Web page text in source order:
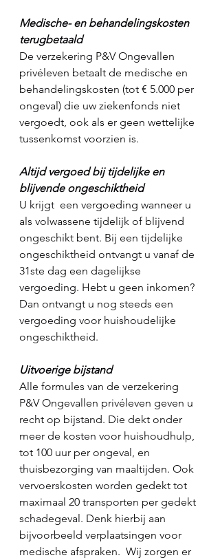
Medische- en behandelingskosten
terugbetaald
De verzekering P&V Ongevallen
privéleven betaalt de medische en
behandelingskosten (tot € 5.000 per
ongeval) die uw ziekenfonds niet
vergoedt, ook als er geen wettelijke
tussenkomst voorzien is.
Altijd vergoed bij tijdelijke en
blijvende ongeschiktheid
U krijgt  een vergoeding wanneer u
als volwassene tijdelijk of blijvend
ongeschikt bent. Bij een tijdelijke
ongeschiktheid ontvangt u vanaf de
31ste dag een dagelijkse
vergoeding. Hebt u geen inkomen?
Dan ontvangt u nog steeds een
vergoeding voor huishoudelijke
ongeschiktheid.
Uitvoerige bijstand
Alle formules van de verzekering
P&V Ongevallen privéleven geven u
recht op bijstand. Die dekt onder
meer de kosten voor huishoudhulp,
tot 100 uur per ongeval, en
thuisbezorging van maaltijden. Ook
vervoerskosten worden gedekt tot
maximaal 20 transporten per gedekt
schadegeval. Denk hierbij aan
bijvoorbeeld verplaatsingen voor
medische afspraken.  Wij zorgen er